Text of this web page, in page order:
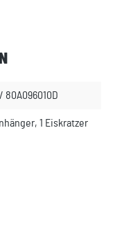
80A096010D
1 Eiskratzer